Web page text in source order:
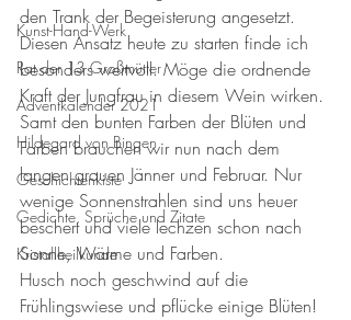
Kunst-Hand-Werk
Rat der 13 Großmütter
Adventkalender 2021
Hildegard von Bingen
Geschichtenkiste
Gedichte, Sprüche und Zitate
Kristallheilkunde
den Trank der Begeisterung angesetzt.
Diesen Ansatz heute zu starten finde ich
besonders wertvoll. Möge die ordnende
Kraft der Jungfrau in diesem Wein wirken.
Samt den bunten Farben der Blüten und
Farben brauchen wir nun nach dem
langen grauen Jänner und Februar. Nur
wenige Sonnenstrahlen sind uns heuer
beschert und viele lechzen schon nach
Sonne, Wärme und Farben.
Husch noch geschwind auf die
Frühlingswiese und pflücke einige Blüten!